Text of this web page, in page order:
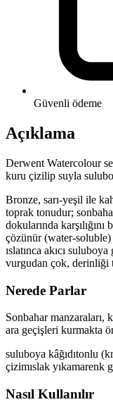
Güvenli ödeme
Açıklama
Derwent Watercolour
kuru çizilip suyla
Bronze, sarı-yeşil ile
toprak tonudur;
dokularında
çözünür (water-
ıslatınca akıcı
vurgudan çok, derinliği
Nerede Parlar
Sonbahar manzaraları,
ara geçişleri kurmakta
suluboya kâğıdıtonlu
çizimıslak yıkamarenk
Nasıl Kullanılır